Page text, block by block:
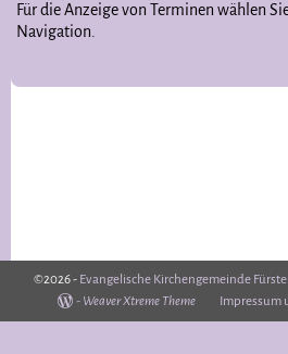
Für die Anzeige von Terminen wählen
Navigation.
©2026 - Evangelische Kirchengemeinde
- Weaver Xtreme Theme Impressum